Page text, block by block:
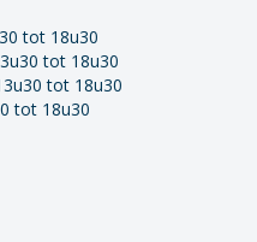
tot 18u30
tot 18u30
tot 18u30
tot 18u30